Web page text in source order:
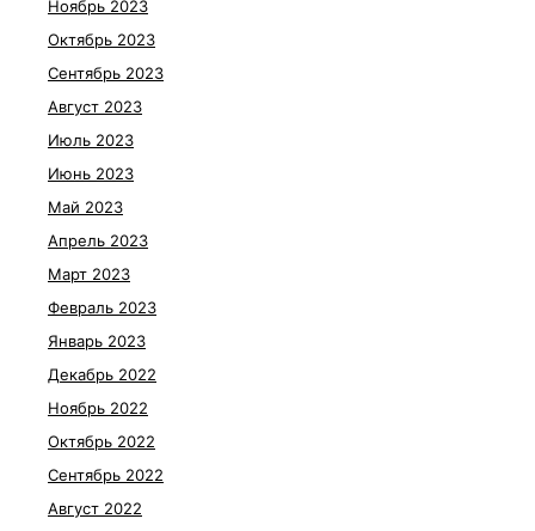
Ноябрь 2023
Октябрь 2023
Сентябрь 2023
Август 2023
Июль 2023
Июнь 2023
Май 2023
Апрель 2023
Март 2023
Февраль 2023
Январь 2023
Декабрь 2022
Ноябрь 2022
Октябрь 2022
Сентябрь 2022
Август 2022